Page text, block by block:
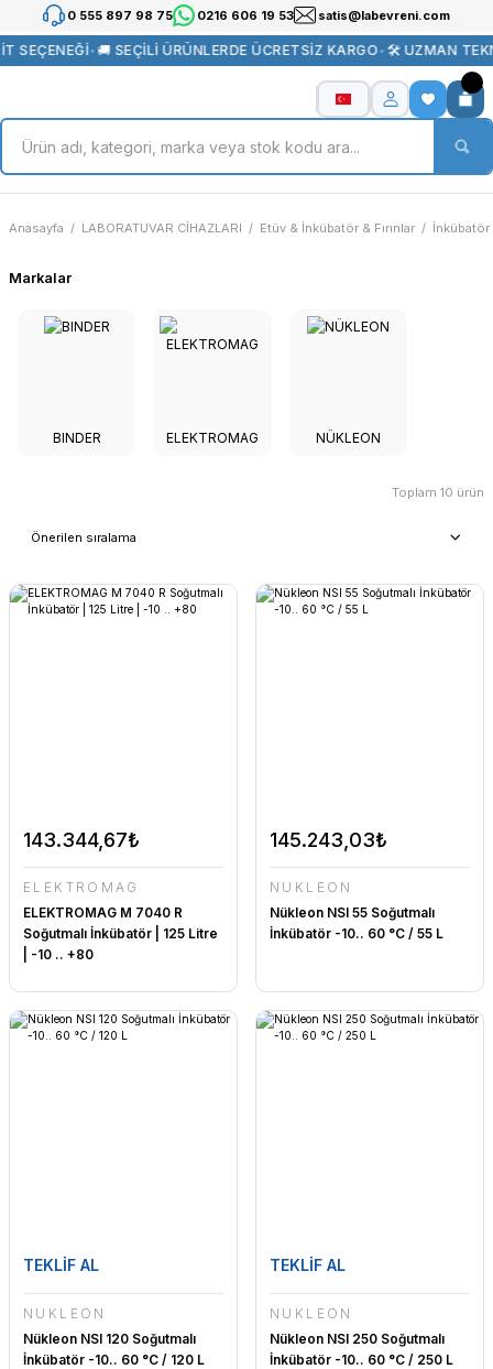
0 555 897 98 75 0216 606 19 53 satis@labevreni.com
SEÇENEĞİ•🚚 SEÇİLİ ÜRÜNLERDE ÜCRETSİZ KARGO•🛠️ UZMAN
Anasayfa LABORATUVAR CİHAZLARI Etüv & İnkübatör & Fırınlar İnkübatör
Markalar
BINDER ELEKTROMAG NÜKLEON
Toplam 10 ürün
143.344,67₺
ELEKTROMAG
ELEKTROMAG M 7040 R
Soğutmalı İnkübatör | 125 Litre
| -10 .. +80
145.243,03₺
NÜKLEON
Nükleon NSI 55 Soğutmalı
İnkübatör -10.. 60 °C / 55 L
TEKLİF AL
NÜKLEON
Nükleon NSI 120 Soğutmalı
İnkübatör -10.. 60 °C / 120 L
TEKLİF AL
NÜKLEON
Nükleon NSI 250 Soğutmalı
İnkübatör -10.. 60 °C / 250 L